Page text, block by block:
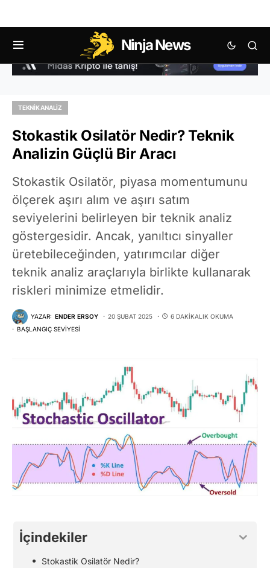
Ninja News
TEKNIK ANALIZ
Stokastik Osilatör Nedir? Teknik
Analizin Güçlü Bir Aracı
Stokastik Osilatör, piyasa momentumunu
ölçerek aşırı alım ve aşırı satım
seviyelerini belirleyen bir teknik analiz
göstergesidir. Ancak, yanıltıcı sinyaller
üretebileceğinden, yatırımcılar diğer
teknik analiz araçlarıyla birlikte kullanarak
riskleri minimize etmelidir.
YAZAR: ENDER ERSOY 20 ŞUBAT 2025
6 DAKIKALIK OKUMA
BAŞLANGIÇ SEVIYESI
İçindekiler
Stokastik Osilatör Nedir?